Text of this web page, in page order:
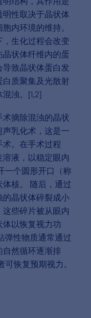
性取决于晶状体
内环境的维持。
生化过程会改变
状体纤维内的蛋
致晶状体蛋白发
质聚集及光散射
浊。[1,2]
摘除混浊的晶状
乳化术，这是一
。在手术过程
液，以稳定眼内
一个圆形开口（称
核。 随后，通过
晶状体碎裂成小
些碎片被从眼内
以恢复视力功
弹性物质通常通过
自然循环逐渐排
恢复预期视力。